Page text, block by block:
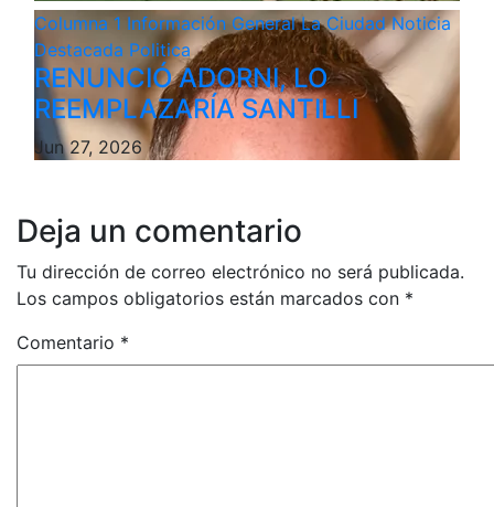
Columna 1 Información GeneralLa CiudadNoticia
Destacada Politica
RENUNCIÓ ADORNI, LO
REEMPLAZARÍA SANTILLI
Jun 27, 2026
Deja un comentario
Tu dirección de correo electrónico no será publicada.
Los campos obligatorios están marcados con *
Comentario *